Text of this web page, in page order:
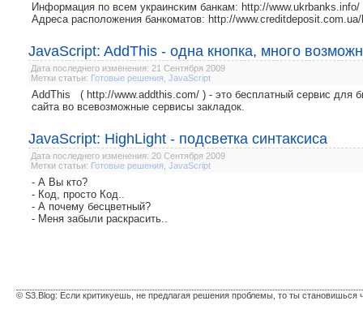
Информация по всем украинским банкам: http://www.ukrbanks.info/
Адреса расположения банкоматов: http://
JavaScript: AddThis - одна кнопка, много
Дата последнего изменения: 21 Сентября 2009
Метки статьи: Готовые решения JavaScript
AddThis ( http://www.addthis.com/ ) - это бесплатный сервис для
сайта во всевозможные сервисы закладок.
JavaScript: HighLight - подсветка синтаксиса
Дата последнего изменения: 20 Сентября 2009
Метки статьи: Готовые решения JavaScript
- А Вы кто?
- Код, просто Код..
- А почему бесцветный?
- Меня забыли раскрасить..
© S3.Blog: Если критикуешь, не предлагая решения проблемы, то ты становишься